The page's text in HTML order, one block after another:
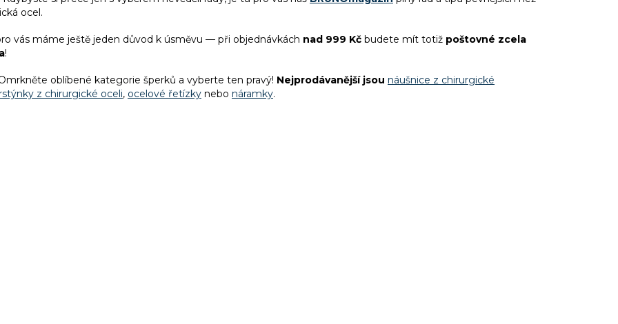
ocel.
vás máme ještě jeden důvod k úsměvu — při objednávkách nad 999 Kč budete mít totiž poštovné zcela
!
oblíbené kategorie šperků a vyberte ten pravý! Nejprodávanější jsou náušnice z chirurgické
z chirurgické oceli, ocelové řetízky nebo náramky.